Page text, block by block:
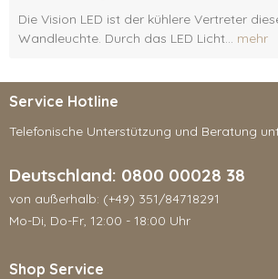
Die Vision LED ist der kühlere Vertreter
Wandleuchte. Durch das LED Licht... mehr
Service Hotline
Telefonische Unterstützung und Beratung
Deutschland: 0800 00028 38
von außerhalb: (+49) 351/84718291
Mo-Di, Do-Fr, 12:00 - 18:00 Uhr
Shop Service